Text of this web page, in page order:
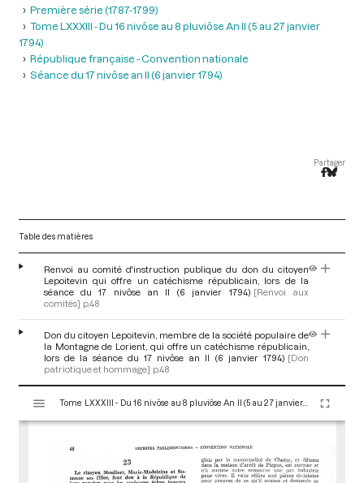
Première série (1787-1799)
Tome LXXXIII - Du 16 nivôse au 8 pluviôse An II (5 au 27 janvier
1794)
République française - Convention nationale
Séance du 17 nivôse an II (6 janvier 1794)
Partager
Table des matières
Renvoi au comité d'instruction publique du don du citoyen
Lepoitevin qui offre un catéchisme républicain, lors de la
séance du 17 nivôse an II (6 janvier 1794) [Renvoi aux
comités] p.48
Don du citoyen Lepoitevin, membre de la société populaire de
la Montagne de Lorient, qui offre un catéchisme républicain,
lors de la séance du 17 nivôse an II (6 janvier 1794) [Don
patriotique et hommage] p.48
s